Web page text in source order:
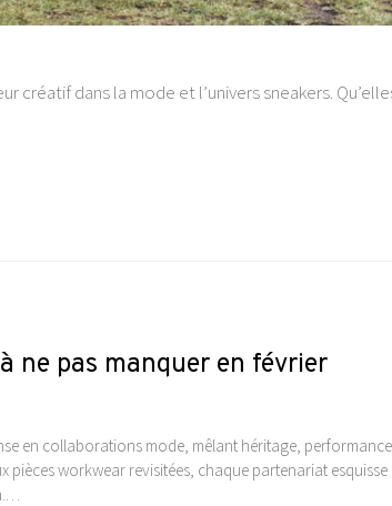
dans la mode et l’univers sneakers.
ne pas manquer en février
en collaborations mode, mêlant héritage,
pièces workwear revisitées, chaque partenariat